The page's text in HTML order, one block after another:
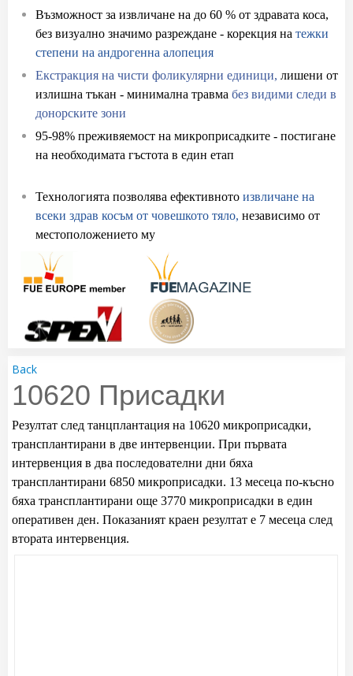
Възможност за извличане на до 60 % от здравата коса,
без визуално значимо разреждане - корекция на тежки
степени на андрогенна алопеция
Екстракция на чисти фоликулярни единици, лишени от
излишна тъкан - минимална травма без видими следи в
донорските зони
95-98% преживяемост на микроприсадките - постигане
на необходимата гъстота в един етап
Технологията позволява ефективното извличане на
всеки здрав косъм от човешкото тяло, независимо от
местоположението му
Back
10620 Присадки
Резултат след танцплантация на 10620 микроприсадки,
трансплантирани в две интервенции. При първата
интервенция в два последователни дни бяха
трансплантирани 6850 микроприсадки. 13 месеца по-късно
бяха трансплантирани още 3770 микроприсадки в един
оперативен ден. Показаният краен резултат е 7 месеца след
втората интервенция.